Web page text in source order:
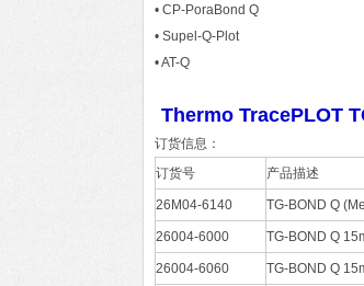
• CP-PoraBond Q
• Supel-Q-Plot
• AT-Q
Thermo TracePLOT
订货信息：
订货号
产品描述
26M04-6140 TG-BOND Q
26004-6000 TG-BOND Q
26004-6060 TG-BOND Q